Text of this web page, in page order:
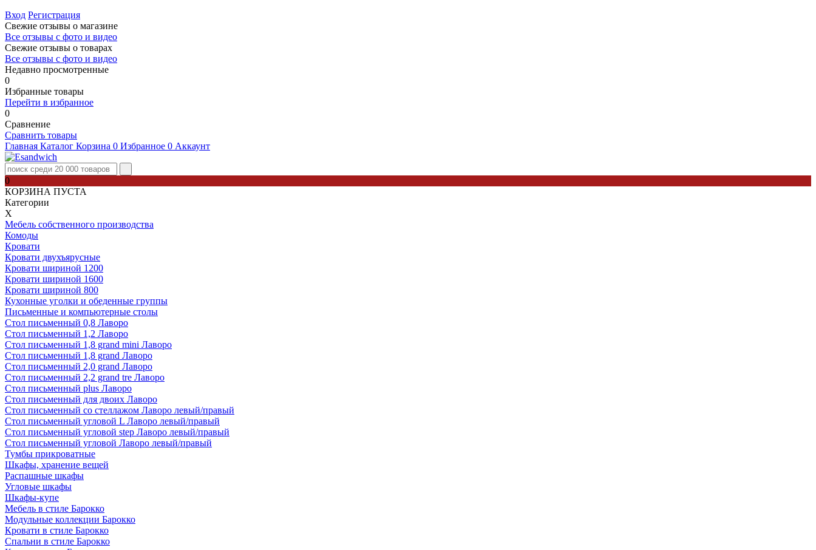
Вход Регистрация
Свежие отзывы о магазине
Все отзывы с фото и видео
Свежие отзывы о товарах
Все отзывы c фото и видео
Недавно просмотренные
0
Избранные товары
Перейти в избранное
0
Сравнение
Сравнить товары
Главная Каталог Корзина 0 Избранное 0 Аккаунт
0
КОРЗИНА ПУСТА
Категории
Х
Мебель собственного производства
Комоды
Кровати
Кровати двухъярусные
Кровати шириной 1200
Кровати шириной 1600
Кровати шириной 800
Кухонные уголки и обеденные группы
Письменные и компьютерные столы
Стол письменный 0,8 Лаворо
Стол письменный 1,2 Лаворо
Стол письменный 1,8 grand mini Лаворо
Стол письменный 1,8 grand Лаворо
Стол письменный 2,0 grand Лаворо
Стол письменный 2,2 grand tre Лаворо
Стол письменный plus Лаворо
Стол письменный для двоих Лаворо
Стол письменный со стеллажом Лаворо левый/правый
Стол письменный угловой L Лаворо левый/правый
Стол письменный угловой step Лаворо левый/правый
Стол письменный угловой Лаворо левый/правый
Тумбы прикроватные
Шкафы, хранение вещей
Распашные шкафы
Угловые шкафы
Шкафы-купе
Мебель в стиле Барокко
Модульные коллекции Барокко
Кровати в стиле Барокко
Спальни в стиле Барокко